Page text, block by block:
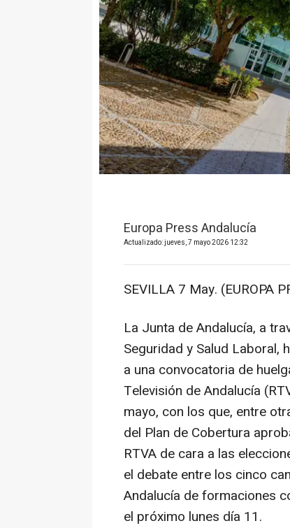
Europa Press Andalucía
Actualizado: jueves, 7 mayo 2026 12:32
SEVILLA 7 May. (EUROPA
La Junta de Andalucía, a
Seguridad y Salud Laboral,
a una convocatoria de
Televisión de Andalucía
mayo, con los que, entre
del Plan de Cobertura
RTVA de cara a las
el debate entre los cinco
Andalucía de formaciones
el próximo lunes día 11.